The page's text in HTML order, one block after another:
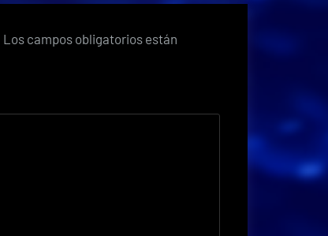
Los campos obligatorios están